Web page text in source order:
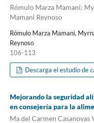
Rómulo Marza Mamani;
Mamani Reynoso
Rómulo Marza Mamani,
Reynoso
106-113
Descarga el estudio de
Mejorando la seguridad
en consejería para la
Ma del Carmen